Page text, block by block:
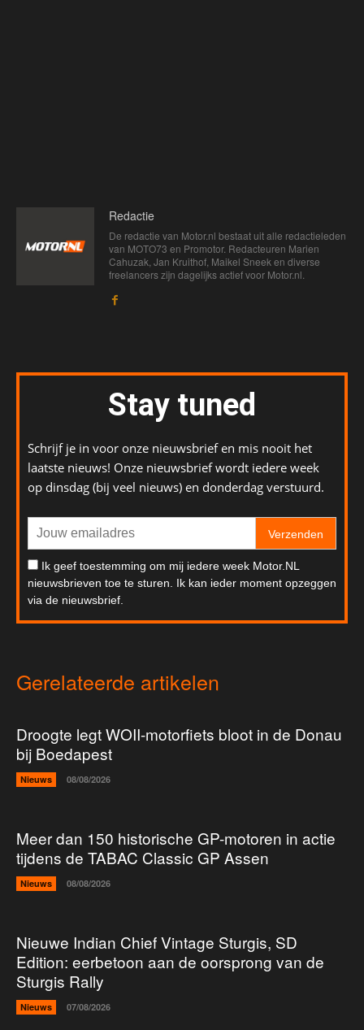
Redactie
De redactie van Motor.nl bestaat uit alle redactieleden
van MOTO73 en Promotor. Redacteuren Marien
Cahuzak, Jan Kruithof, Maikel Sneek en diverse
freelancers zijn dagelijks actief voor Motor.nl.
Stay tuned
Schrijf je in voor onze nieuwsbrief en mis nooit het
laatste nieuws! Onze nieuwsbrief wordt iedere week
op dinsdag (bij veel nieuws) en donderdag verstuurd.
Verzenden
Ik geef toestemming om mij iedere week Motor.NL
nieuwsbrieven toe te sturen. Ik kan ieder moment opzeggen
via de nieuwsbrief.
Gerelateerde artikelen
Droogte legt WOII-motorfiets bloot in de Donau
bij Boedapest
Nieuws 08/08/2026
Meer dan 150 historische GP-motoren in actie
tijdens de TABAC Classic GP Assen
Nieuws 08/08/2026
Nieuwe Indian Chief Vintage Sturgis, SD
Edition: eerbetoon aan de oorsprong van de
Sturgis Rally
Nieuws 07/08/2026